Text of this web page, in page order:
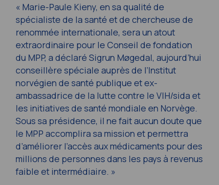
« Marie-Paule Kieny, en sa qualité de
spécialiste de la santé et de chercheuse de
renommée internationale, sera un atout
extraordinaire pour le Conseil de fondation
du MPP, a déclaré Sigrun Møgedal, aujourd’hui
conseillère spéciale auprès de l’Institut
norvégien de santé publique et ex-
ambassadrice de la lutte contre le VIH/sida et
les initiatives de santé mondiale en Norvège.
Sous sa présidence, il ne fait aucun doute que
le MPP accomplira sa mission et permettra
d’améliorer l’accès aux médicaments pour des
millions de personnes dans les pays à revenus
faible et intermédiaire. »